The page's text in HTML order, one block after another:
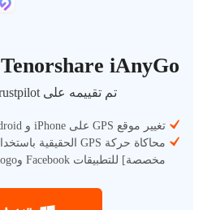
Tenorshare iAnyGo - تغيير الموقع مجانًا
تم تقييمه على Trustpilot >
تغيير موقع GPS على iPhone و Android بدون كسر الحماية / الجذر!
مخصصة] للتطبيقات Facebook وPogo وMH الآن وما إلى ذلك